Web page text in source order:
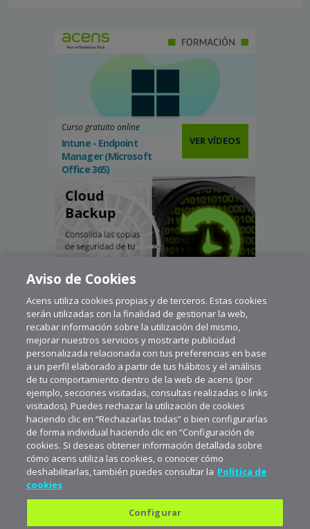
Curso gratuito online
Intune - Endpoint
Manager (Microsoft
Office 365)
VER VÍDEOS
Política de privacidad
Aviso de Cookies
Acens utiliza cookies propias y de terceros. Estas cookies
serán utilizadas con la finalidad de gestionar la web,
recabar información sobre la utilización del mismo,
mejorar nuestros servicios y mostrarte publicidad
personalizada relacionada con tus preferencias en base
a un perfil elaborado a partir de tus hábitos y el análisis
de tu comportamiento dentro de la web de acens (por
ejemplo, secciones visitadas, consultas realizadas o links
visitados). Puedes rechazar la utilización de cookies
haciendo clic en “Rechazarlas todas” o bien configurarlas
de forma individual haciendo clic en “Configuración de
cookies. Si deseas obtener información detallada sobre
cómo acens utiliza las cookies, o conocer cómo
deshabilitarlas, también puedes consultar la Política de
cookies
Configurar